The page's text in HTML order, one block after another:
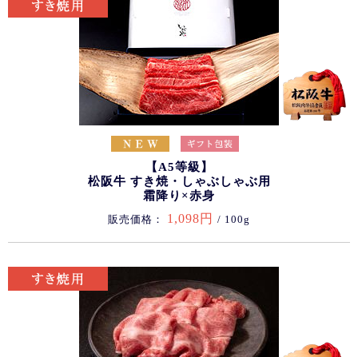
【A5等級】
松阪牛 すき焼・しゃぶしゃぶ用
霜降り×赤身
販売価格： 1,098円 / 100g